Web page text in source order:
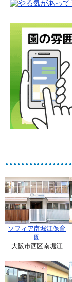
ソフィア南堀江保育
園
大阪市西区南堀江